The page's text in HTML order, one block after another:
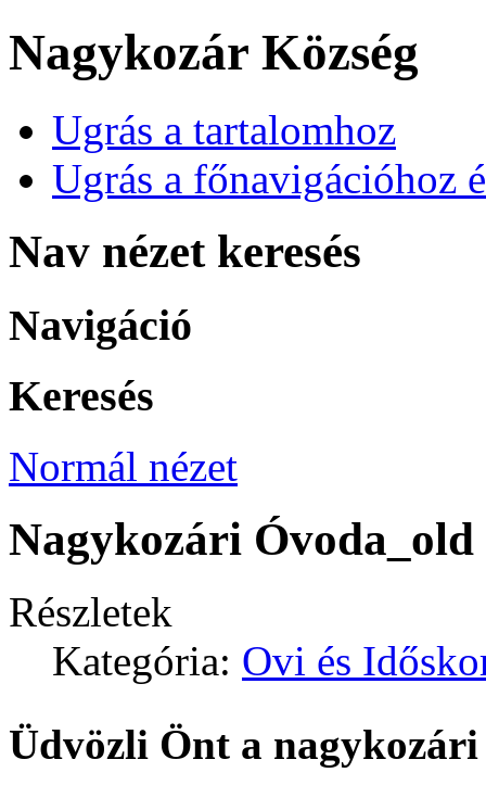
Nagykozár Község
Ugrás a tartalomhoz
Ugrás a főnavigációhoz
Nav nézet keresés
Navigáció
Keresés
Normál nézet
Nagykozári Óvoda_old
Részletek
Kategória: Ovi és
Üdvözli Önt a